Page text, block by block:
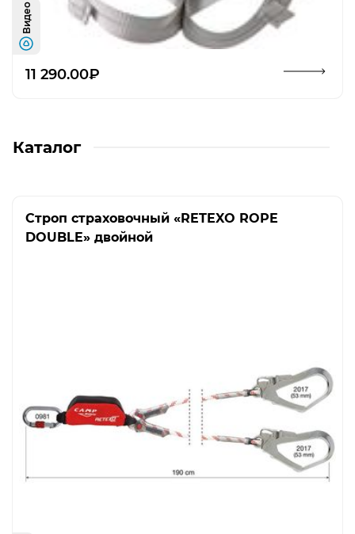
Видео
11 290.00₽
Каталог
Строп страховочный «RETEXO ROPE
DOUBLE» двойной